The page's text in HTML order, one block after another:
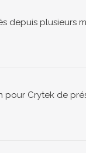
depuis plusieurs
pour Crytek de